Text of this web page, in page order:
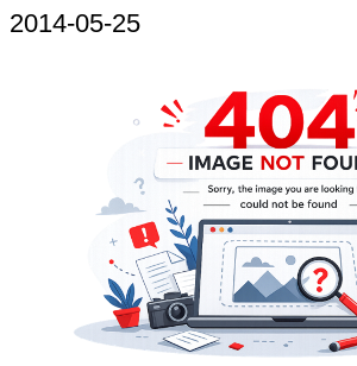
2014-05-25